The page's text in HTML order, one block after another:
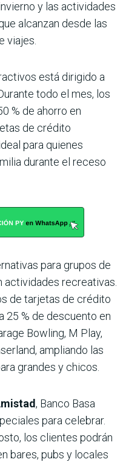
y las actividades
alcanzan desde las
viajes.
está dirigido a
todo el mes, los
% de ahorro en
de crédito
para quienes
durante el receso
para grupos de
actividades recreativas.
de tarjetas de crédito
25 % de descuento en
Bowling, M Play,
ampliando las
grandes y chicos.
, Banco Basa
para celebrar.
los clientes podrán
bares, pubs y locales